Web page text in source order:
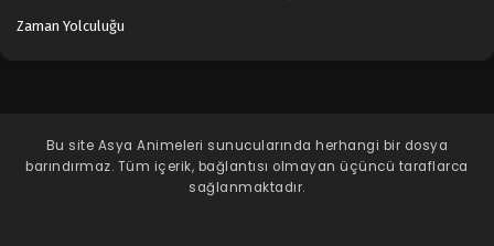
Zaman Yolculuğu
Bu site Asya Animeleri sunucularında herhangi bir dosya
barındırmaz. Tüm içerik, bağlantısı olmayan üçüncü taraflarca
sağlanmaktadır.